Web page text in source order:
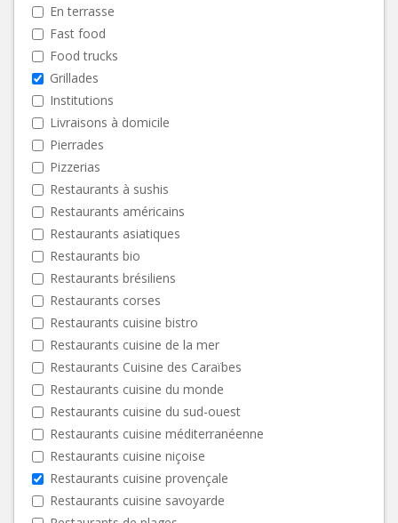
En terrasse
Fast food
Food trucks
Grillades
Institutions
Livraisons à domicile
Pierrades
Pizzerias
Restaurants à sushis
Restaurants américains
Restaurants asiatiques
Restaurants bio
Restaurants brésiliens
Restaurants corses
Restaurants cuisine bistro
Restaurants cuisine de la mer
Restaurants Cuisine des Caraïbes
Restaurants cuisine du monde
Restaurants cuisine du sud-ouest
Restaurants cuisine méditerranéenne
Restaurants cuisine niçoise
Restaurants cuisine provençale
Restaurants cuisine savoyarde